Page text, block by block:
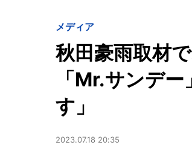
メディア
秋田豪雨取材
「Mr.サンデ
す」
2023.07.18 20:35